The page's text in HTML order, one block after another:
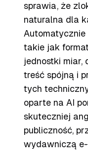
sprawia, że
naturalna dla
Automatycznie
takie jak
jednostki miar,
treść spójną i
tych
oparte na AI
skuteczniej
publiczność,
wydawniczą e-